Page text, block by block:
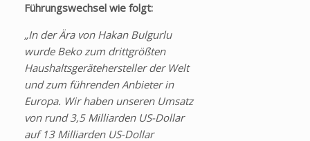
Führungswechsel wie folgt:
„In der Ära von Hakan Bulgurlu
wurde Beko zum drittgrößten
Haushaltsgerätehersteller der Welt
und zum führenden Anbieter in
Europa. Wir haben unseren Umsatz
von rund 3,5 Milliarden US-Dollar
auf 13 Milliarden US-Dollar